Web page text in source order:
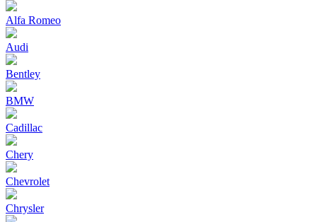
Alfa Romeo
Audi
Bentley
BMW
Cadillac
Chery
Chevrolet
Chrysler